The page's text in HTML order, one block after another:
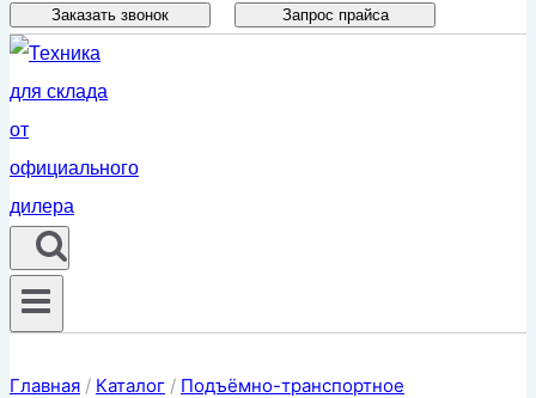
Заказать звонок Запрос прайса
Главная / Каталог / Подъёмно-транспортное